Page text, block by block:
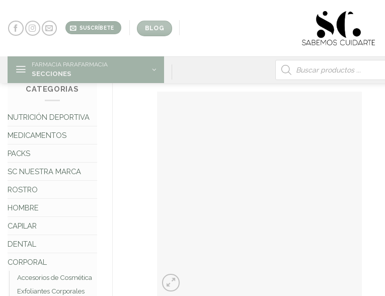
content
SUSCRÍBETE BLOG
FARMACIA PARAFARMACIA
SECCIONES
Búsqueda
de
productos
CATEGORIAS
NUTRICIÓN DEPORTIVA
MEDICAMENTOS
PACKS
SC NUESTRA MARCA
ROSTRO
HOMBRE
CAPILAR
DENTAL
CORPORAL
Accesorios de Cosmética
Exfoliantes Corporales